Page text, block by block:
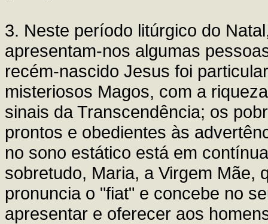
3. Neste período litúrgico do
apresentam-nos algumas
recém-nascido Jesus foi
misteriosos Magos, com a
sinais da Transcendência; os
prontos e obedientes às
no sono estático está em
sobretudo, Maria, a Virgem Mãe,
pronuncia o "fiat" e concebe no
apresentar e oferecer aos